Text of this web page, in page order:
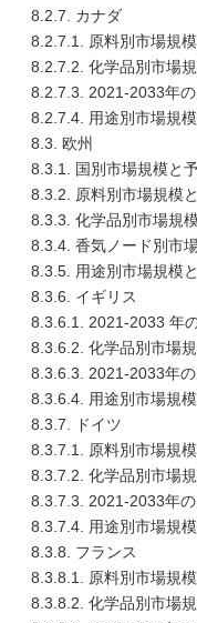
8.2.7. カナダ
8.2.7.1. 原料別市場規
8.2.7.2. 化学品別市場
8.2.7.3. 2021-2033年
8.2.7.4. 用途別市場規
8.3. 欧州
8.3.1. 国別市場規模と
8.3.2. 原料別市場規模
8.3.3. 化学品別市場規
8.3.4. 香気ノード別市
8.3.5. 用途別市場規模
8.3.6. イギリス
8.3.6.1. 2021-2033 年
8.3.6.2. 化学品別市場
8.3.6.3. 2021-2033年
8.3.6.4. 用途別市場規
8.3.7. ドイツ
8.3.7.1. 原料別市場規
8.3.7.2. 化学品別市場
8.3.7.3. 2021-2033年
8.3.7.4. 用途別市場規
8.3.8. フランス
8.3.8.1. 原料別市場規
8.3.8.2. 化学品別市場